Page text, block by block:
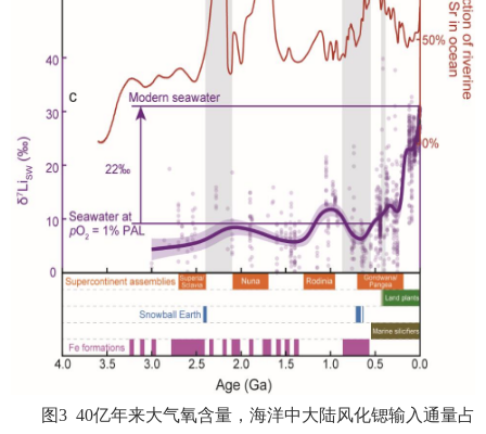
图3 40亿年来大气氧含量，海洋中大陆风化锶输入通量占